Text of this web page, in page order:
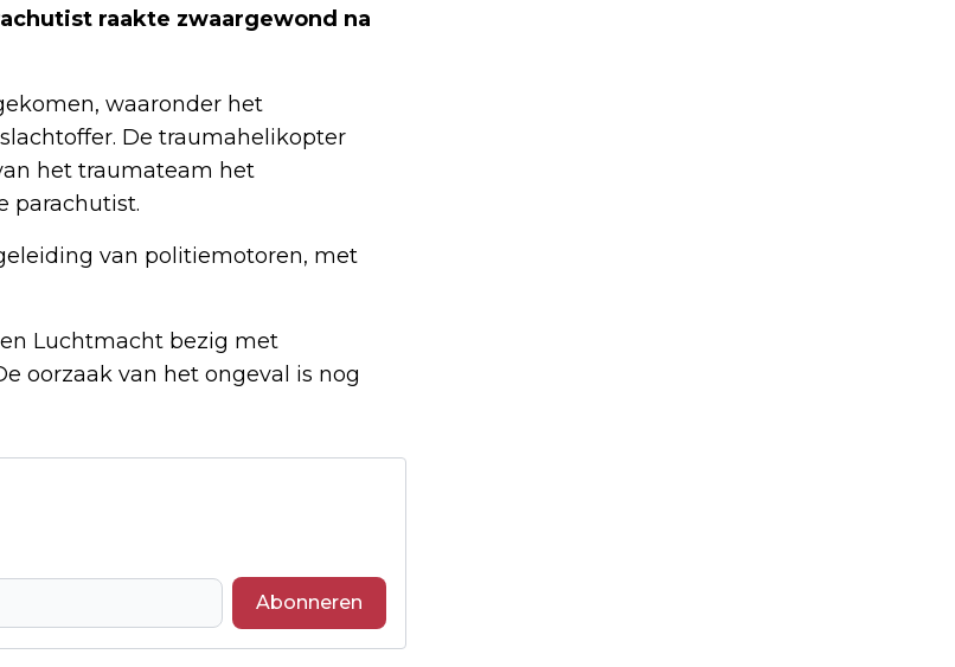
raakte zwaargewond na
waaronder het
De traumahelikopter
het traumateam het
parachutist.
van politiemotoren, met
Luchtmacht bezig met
oorzaak van het ongeval is nog
Abonneren